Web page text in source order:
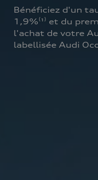
Bénéficiez d'un
1,9%⁽¹⁾ et du
l'achat de votre
labellisée Audi